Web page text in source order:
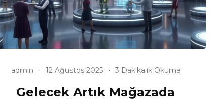
admin 12 Ağustos 2025 3 Dakikalık Okuma
Gelecek Artık Mağazada